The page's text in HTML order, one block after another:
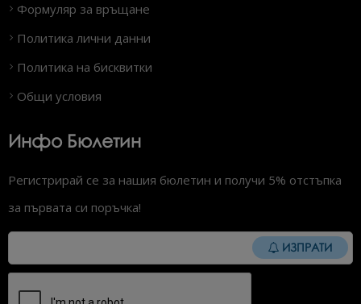
Формуляр за връщане
Политика лични данни
Политика на бисквитки
Общи условия
Инфо Бюлетин
Регистрирай се за нашия бюлетин и получи 5% отстъпка
за първата си поръчка!
ИЗПРАТИ